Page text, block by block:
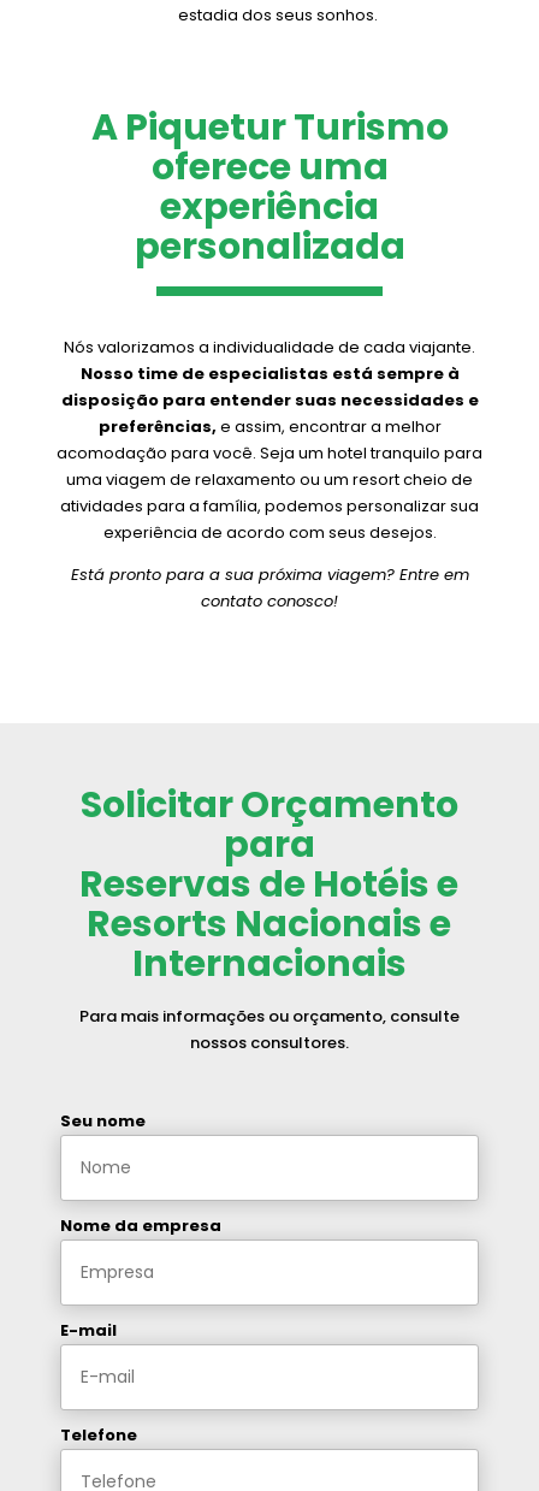
estadia dos seus sonhos.
A Piquetur Turismo
oferece uma
experiência
personalizada
Nós valorizamos a individualidade de cada viajante.
Nosso time de especialistas está sempre à
disposição para entender suas necessidades e
preferências, e assim, encontrar a melhor
acomodação para você. Seja um hotel tranquilo para
uma viagem de relaxamento ou um resort cheio de
atividades para a família, podemos personalizar sua
experiência de acordo com seus desejos.
Está pronto para a sua próxima viagem? Entre em
contato conosco!
Solicitar Orçamento
para
Reservas de Hotéis e
Resorts Nacionais e
Internacionais
Para mais informações ou orçamento, consulte
nossos consultores.
Seu nome
Nome da empresa
E-mail
Telefone